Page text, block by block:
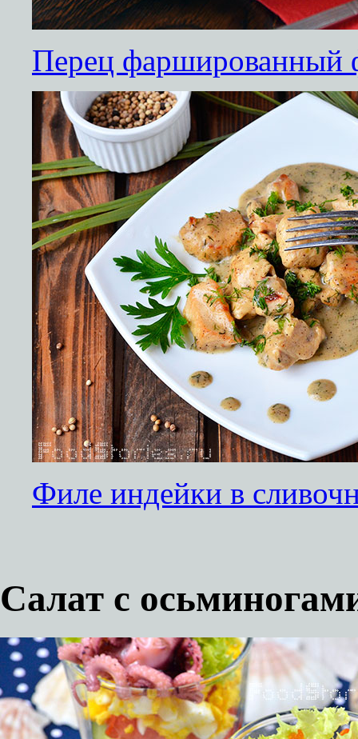
Перец фаршированный
Филе индейки в
Салат с